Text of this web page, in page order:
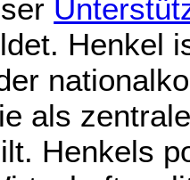
Henkel
als
Henkels